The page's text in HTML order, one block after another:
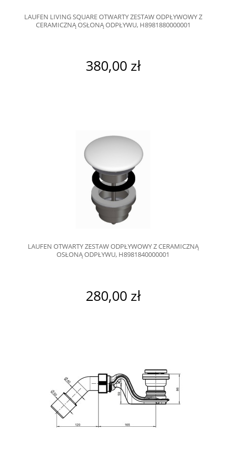
LAUFEN LIVING SQUARE OTWARTY ZESTAW ODPŁYWOWY Z
CERAMICZNĄ OSŁONĄ ODPŁYWU, H8981880000001
380,00 zł
LAUFEN OTWARTY ZESTAW ODPŁYWOWY Z CERAMICZNĄ
OSŁONĄ ODPŁYWU, H8981840000001
280,00 zł